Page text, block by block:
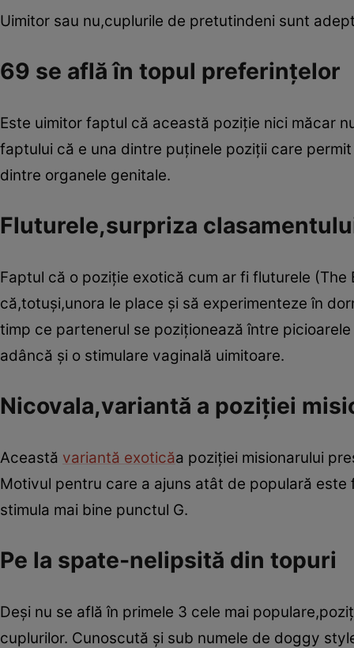
Uimitor sau nu,cuplurile de pretutindeni sunt
69 se află în topul preferinţelor
Este uimitor faptul că această poziţie nici măcar
faptului că e una dintre puţinele poziţii care
dintre organele genitale.
Fluturele,surpriza
Faptul că o poziţie exotică cum ar fi fluturele
că,totuşi,unora le place şi să experimenteze în
timp ce partenerul se poziţionează între
adâncă şi o stimulare vaginală uimitoare.
Nicovala,variantă a poziţiei
Această variantă exoticăa poziţiei misionarului
Motivul pentru care a ajuns atât de populară
stimula mai bine punctul G.
Pe la spate-nelipsită din topuri
Deşi nu se află în primele 3 cele mai
cuplurilor. Cunoscută şi sub numele de doggy